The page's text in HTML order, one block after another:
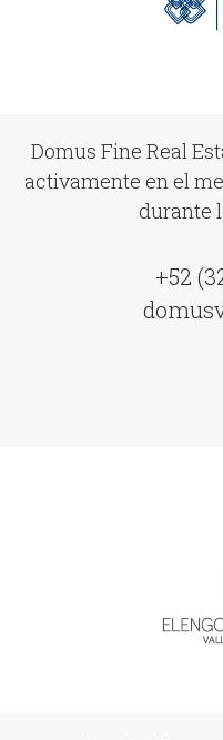
Domus Fine Real
activamente en el
durante
+52